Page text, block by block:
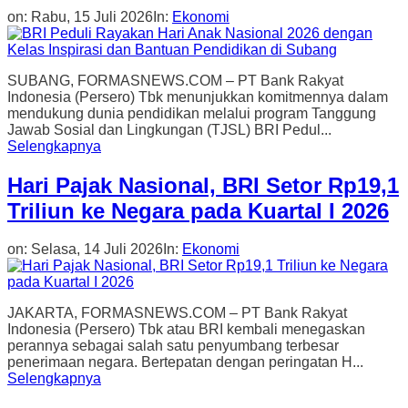
on: Rabu, 15 Juli 2026 In: Ekonomi
SUBANG, FORMASNEWS.COM – PT Bank Rakyat
Indonesia (Persero) Tbk menunjukkan komitmennya dalam
mendukung dunia pendidikan melalui program Tanggung
Jawab Sosial dan Lingkungan (TJSL) BRI Pedul...
Selengkapnya
Hari Pajak Nasional, BRI Setor Rp19,1
Triliun ke Negara pada Kuartal I 2026
on: Selasa, 14 Juli 2026 In: Ekonomi
JAKARTA, FORMASNEWS.COM – PT Bank Rakyat
Indonesia (Persero) Tbk atau BRI kembali menegaskan
perannya sebagai salah satu penyumbang terbesar
penerimaan negara. Bertepatan dengan peringatan H...
Selengkapnya